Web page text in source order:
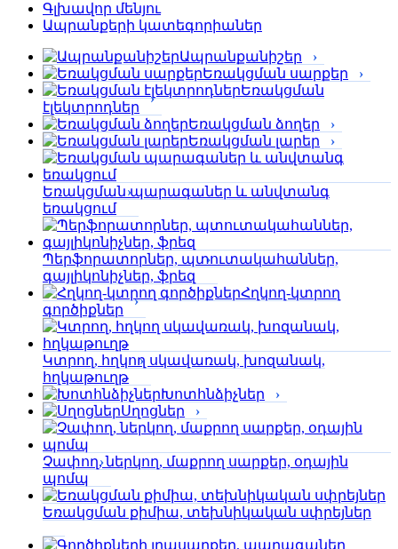
Գլխավոր մենյու
Ապրանքերի կատեգորիաներ
Ապրանքանիշեր
Եռակցման սարքեր
Եռակցման
էլեկտրոդներ
Եռակցման ձողեր
Եռակցման լարեր
Եռակցման պարագաներ և անվտանգ
եռակցում
Պերֆորա­տորներ, պտուտակահաններ,
գայլիկոնիչներ, ֆրեզ
Հղկող-կտրող
գործիքներ
Կտրող, հղկող սկավառակ, խոզանակ,
հղկաթուղթ
Խոտհնձիչներ
Սղոցներ
Չափող, ներկող, մաքրող սարքեր, օդային
պոմպ
Եռակցման քիմիա, տեխնիկական սփրեյներ